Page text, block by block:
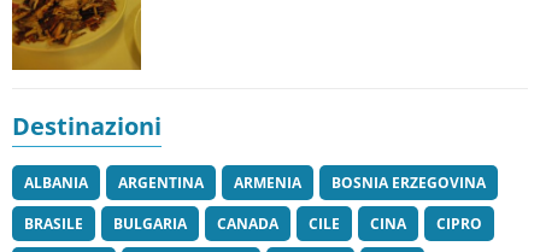
Destinazioni
ALBANIA ARGENTINA ARMENIA
BOSNIA ERZEGOVINA
BRASILE
BULGARIA CANADA CILE CINA
CIPRO